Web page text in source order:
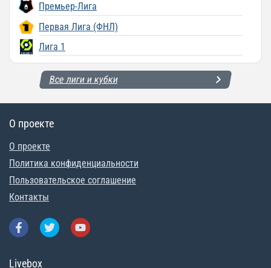
Премьер-Лига
Первая Лига (ФНЛ)
Лига 1
Все лиги и кубки
О проекте
О проекте
Политика конфиденциальности
Пользовательское соглашение
Контакты
Livebox